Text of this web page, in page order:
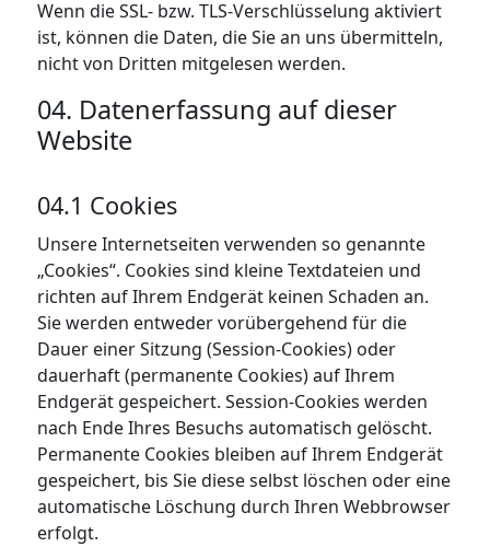
Wenn die SSL- bzw. TLS-Verschlüsselung aktiviert
ist, können die Daten, die Sie an uns übermitteln,
nicht von Dritten mitgelesen werden.
04. Datenerfassung auf dieser
Website
04.1 Cookies
Unsere Internetseiten verwenden so genannte
„Cookies“. Cookies sind kleine Textdateien und
richten auf Ihrem Endgerät keinen Schaden an.
Sie werden entweder vorübergehend für die
Dauer einer Sitzung (Session-Cookies) oder
dauerhaft (permanente Cookies) auf Ihrem
Endgerät gespeichert. Session-Cookies werden
nach Ende Ihres Besuchs automatisch gelöscht.
Permanente Cookies bleiben auf Ihrem Endgerät
gespeichert, bis Sie diese selbst löschen oder eine
automatische Löschung durch Ihren Webbrowser
erfolgt.